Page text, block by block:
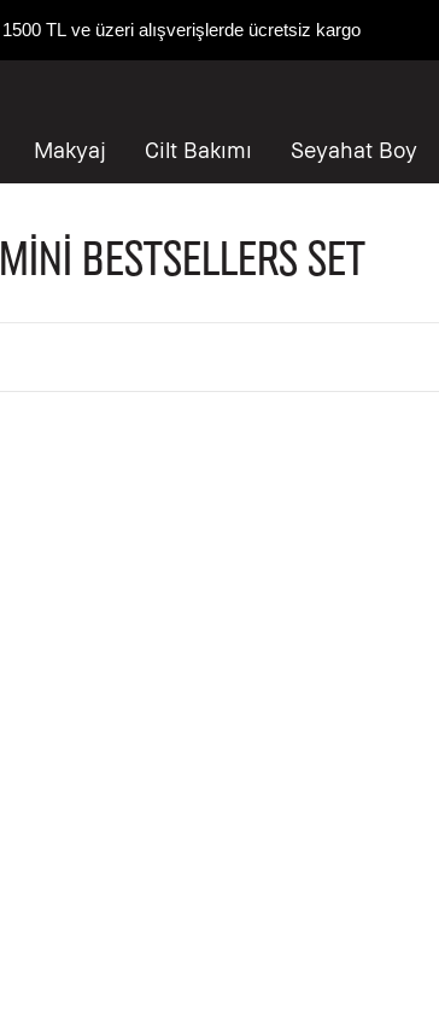
1500 TL ve üzeri alışverişlerde ücretsiz kargo
Makyaj Cilt Bakımı Seyahat Boy
Mini Bestsellers Set